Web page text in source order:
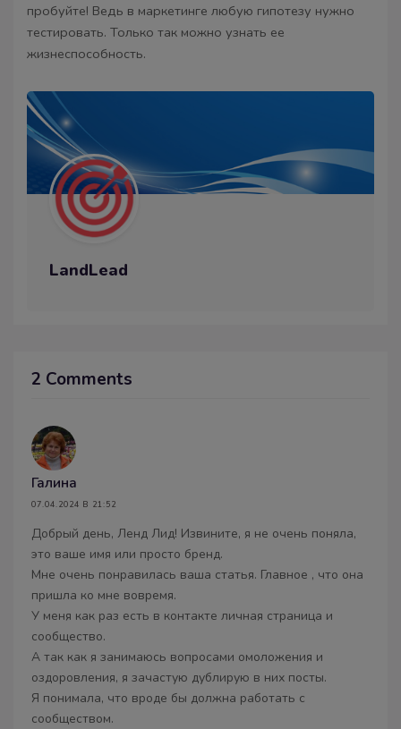
пробуйте! Ведь в маркетинге любую гипотезу нужно
тестировать. Только так можно узнать ее
жизнеспособность.
LandLead
2 Comments
Галина
07.04.2024 В 21:52
Добрый день, Ленд Лид! Извините, я не очень поняла,
это ваше имя или просто бренд.
Мне очень понравилась ваша статья. Главное , что она
пришла ко мне вовремя.
У меня как раз есть в контакте личная страница и
сообщество.
А так как я занимаюсь вопросами омоложения и
оздоровления, я зачастую дублирую в них посты.
Я понимала, что вроде бы должна работать с
сообществом.